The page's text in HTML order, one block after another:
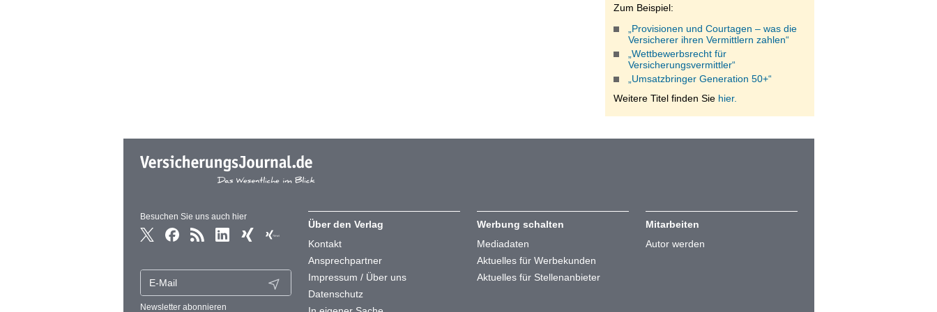
Zum Beispiel:
„Provisionen und Courtagen – was die
Versicherer ihren Vermittlern zahlen“
„Wettbewerbsrecht für
Versicherungsvermittler“
„Umsatzbringer Generation 50+“
Weitere Titel finden Sie hier.
Besuchen Sie uns auch hier
Newsletter abonnieren
Über den Verlag
Kontakt
Ansprechpartner
Impressum / Über uns
Datenschutz
Werbung schalten
Mediadaten
Aktuelles für Werbekunden
Aktuelles für Stellenanbieter
Mitarbeiten
Autor werden